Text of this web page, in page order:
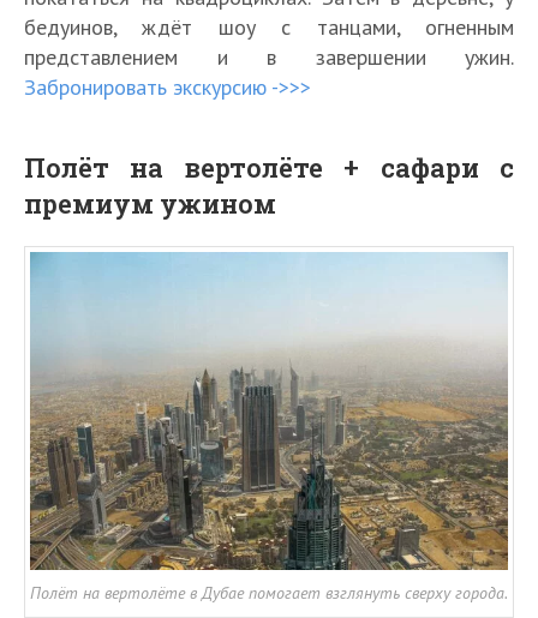
бедуинов, ждёт шоу с танцами, огненным
представлением и в завершении ужин.
Забронировать экскурсию ->>>
Полёт на вертолёте + сафари с
премиум ужином
Полёт на вертолёте в Дубае помогает взглянуть сверху города.